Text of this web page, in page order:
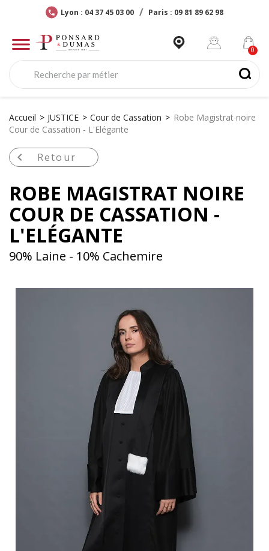
Lyon : 04 37 45 03 00 Paris : 09 81 89 62 98
Accueil JUSTICE Cour de Cassation
Robe Magistrat noire
Cour de Cassation - L'Elégante
 Retour
ROBE MAGISTRAT NOIRE
COUR DE CASSATION -
L'ELÉGANTE
90% Laine - 10% Cachemire